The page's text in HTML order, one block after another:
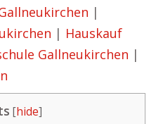
|
| Hauskauf
Gallneukirchen |
[hide]